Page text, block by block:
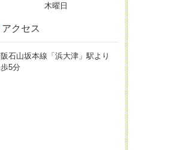
木曜日
アクセス
石山坂本線「浜大津」駅より
5分